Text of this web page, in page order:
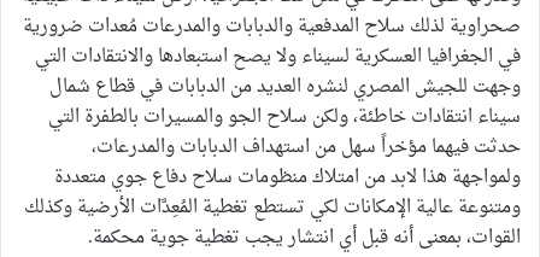
صحراوية لذلك سلاح المدفعية والدبابات والمدرعات مُعدات ضرورية
في الجغرافيا العسكرية لسيناء ولا يصح استبعادها والانتقادات التي
وجهت للجيش المصري لنشره العديد من الدبابات في قطاع شمال
سيناء انتقادات خاطئة، ولكن سلاح الجو والمسيرات بالطفرة التي
حدثت فيهما مؤخراً سهل من استهداف الدبابات والمدرعات،
ولمواجهة هذا لابد من امتلاك منظومات سلاح دفاع جوي متعددة
ومتنوعة عالية الإمكانات لكي تستطع تغطية المُعِدَّات الأرضية وكذلك
القوات، بمعنى أنه قبل أي انتشار يجب تغطية جوية محكمة.